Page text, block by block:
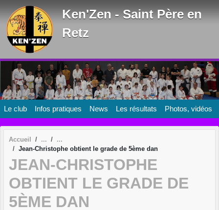
Ken'Zen - Saint Père en
Retz
Le club Infos pratiques News Les résultats Photos, vidéos
Accueil
Jean-Christophe obtient le grade de 5ème dan
JEAN-CHRISTOPHE
OBTIENT LE GRADE DE
5ÈME DAN
Panneau de gestion des cookies